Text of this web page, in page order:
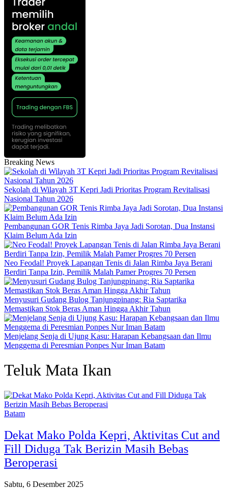
Breaking News
Sekolah di Wilayah 3T Kepri Jadi Prioritas Program Revitalisasi
Nasional Tahun 2026
Pembangunan GOR Tenis Rimba Jaya Jadi Sorotan, Dua Instansi
Klaim Belum Ada Izin
Neo Feodal! Proyek Lapangan Tenis di Jalan Rimba Jaya Berani
Berdiri Tanpa Izin, Pemilik Malah Pamer Progres 70 Persen
Menyusuri Gudang Bulog Tanjungpinang: Ria Saptarika
Memastikan Stok Beras Aman Hingga Akhir Tahun
Menjelang Senja di Ujung Kasu: Harapan Kebangsaan dan Ilmu
Menggema di Peresmian Ponpes Nur Iman Batam
Teluk Mata Ikan
Batam
Dekat Mako Polda Kepri, Aktivitas Cut and
Fill Diduga Tak Berizin Masih Bebas
Beroperasi
Sabtu, 6 Desember 2025